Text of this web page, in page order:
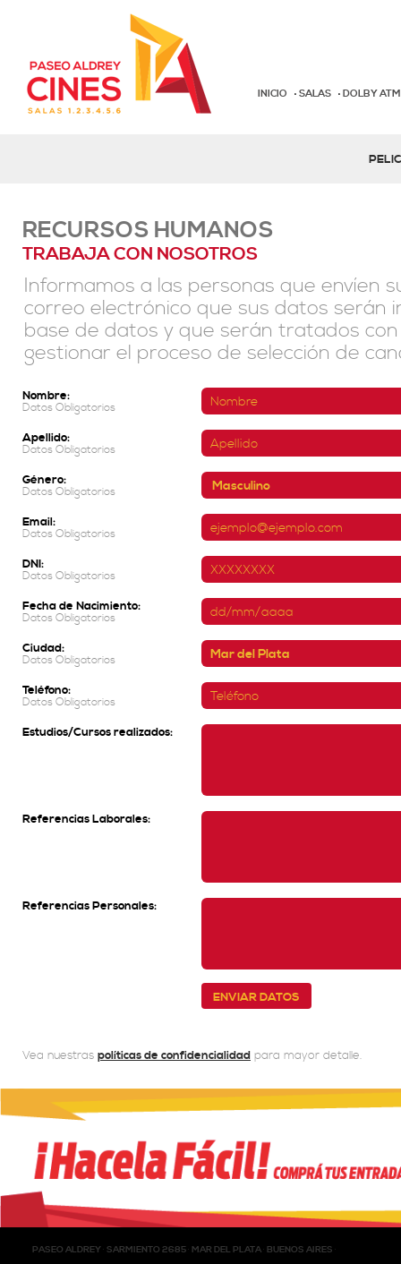
INICIO SALAS DOLBY
RECURSOS HUMANOS
TRABAJA CON NOSOTROS
Informamos a las personas que envíen
correo electrónico que sus datos serán
base de datos y que serán tratados
gestionar el proceso de selección de
Nombre:
Datos Obligatorios
Apellido:
Datos Obligatorios
Género:
Datos Obligatorios Masculino
Email:
Datos Obligatorios
DNI:
Datos Obligatorios
Fecha de Nacimiento:
Datos Obligatorios
Ciudad:
Datos Obligatorios
Teléfono:
Datos Obligatorios
Estudios/Cursos realizados:
Referencias Laborales:
Referencias Personales:
Vea nuestras políticas de confidencialidad para mayor detalle.
PASEO ALDREY SARMIENTO 2685 MAR DEL PLATA BUENOS AIRES